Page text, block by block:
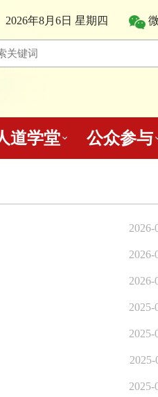
2026年8月6日 星期四
道学堂 公众参与
2026-
2026-
2026-
2025-
2025-
2025-
2025-